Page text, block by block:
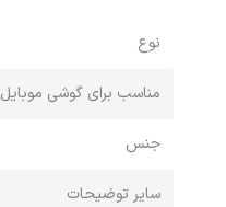
نوع
مناسب برای گوشی موبایل
جنس
سایر توضیحات